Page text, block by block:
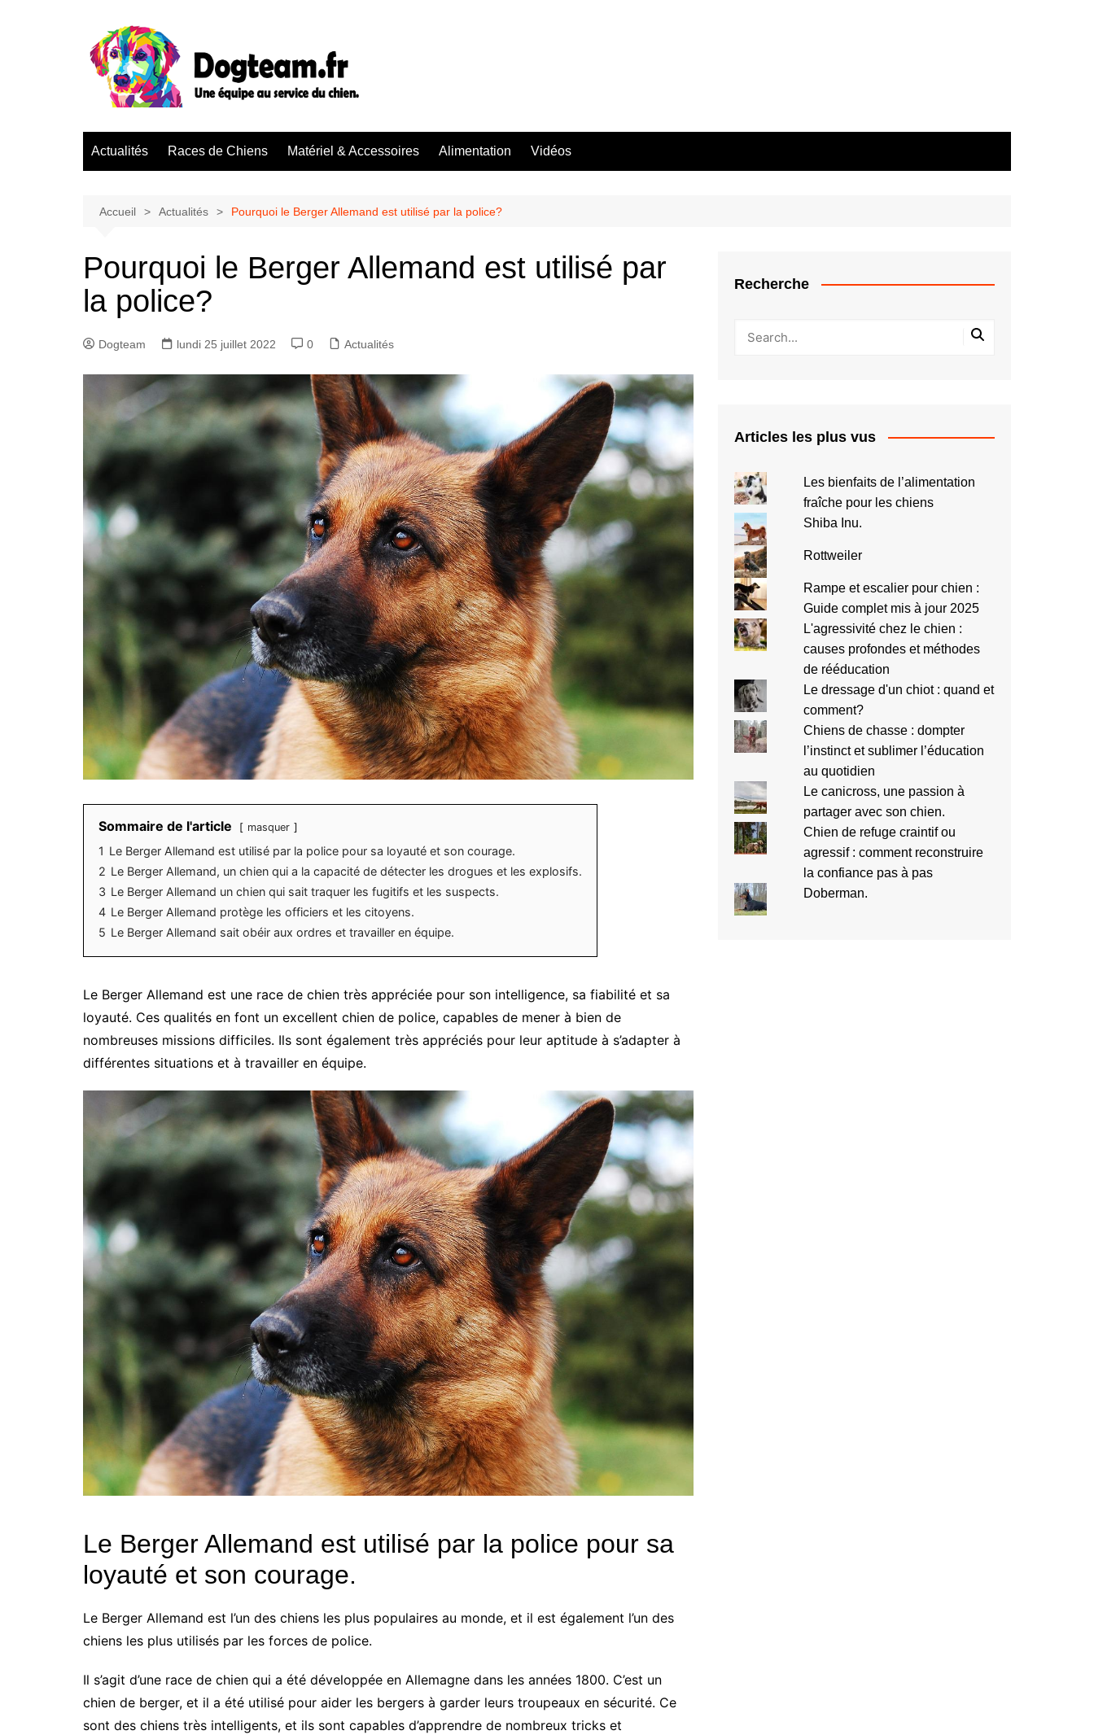
Actualités Races de Chiens Matériel & Accessoires Alimentation Vidéos
Accueil Actualités Pourquoi le Berger Allemand est utilisé par la police?
Pourquoi le Berger Allemand est utilisé par
la police?
Dogteam lundi 25 juillet 2022 0 Actualités
Sommaire de l'article masquer
1 Le Berger Allemand est utilisé par la police pour sa loyauté et son courage.
2 Le Berger Allemand, un chien qui a la capacité de détecter les drogues et les explosifs.
3 Le Berger Allemand un chien qui sait traquer les fugitifs et les suspects.
4 Le Berger Allemand protège les officiers et les citoyens.
5 Le Berger Allemand sait obéir aux ordres et travailler en équipe.
Le Berger Allemand est une race de chien très appréciée pour son intelligence, sa fiabilité et sa
loyauté. Ces qualités en font un excellent chien de police, capables de mener à bien de
nombreuses missions difficiles. Ils sont également très appréciés pour leur aptitude à s’adapter à
différentes situations et à travailler en équipe.
Le Berger Allemand est utilisé par la police pour sa
loyauté et son courage.
Le Berger Allemand est l’un des chiens les plus populaires au monde, et il est également l’un des
chiens les plus utilisés par les forces de police.
Il s’agit d’une race de chien qui a été développée en Allemagne dans les années 1800. C’est un
chien de berger, et il a été utilisé pour aider les bergers à garder leurs troupeaux en sécurité. Ce
sont des chiens très intelligents, et ils sont capables d’apprendre de nombreux tricks et
Recherche
Articles les plus vus
Les bienfaits de l’alimentation
fraîche pour les chiens
Shiba Inu.
Rottweiler
Rampe et escalier pour chien :
Guide complet mis à jour 2025
L'agressivité chez le chien :
causes profondes et méthodes
de rééducation
Le dressage d'un chiot : quand et
comment?
Chiens de chasse : dompter
l’instinct et sublimer l’éducation
au quotidien
Le canicross, une passion à
partager avec son chien.
Chien de refuge craintif ou
agressif : comment reconstruire
la confiance pas à pas
Doberman.